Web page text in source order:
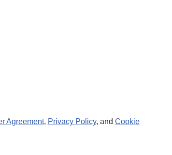
Agreement, Privacy Policy, and Cookie